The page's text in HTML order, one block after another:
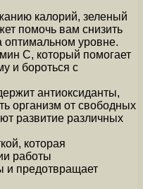
калорий, зеленый
помочь вам снизить
оптимальном уровне.
C, который помогает
и бороться с
антиоксиданты,
организм от свободных
развитие различных
которая
работы
и предотвращает